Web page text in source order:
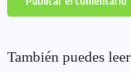
También puedes leer